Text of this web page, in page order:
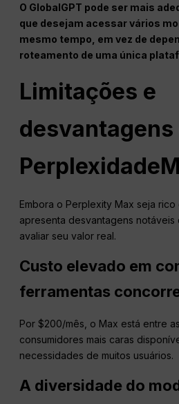
O GlobalGPT pode ser mais
que desejam acessar vários
mesmo tempo, em vez de
roteamento de uma única
Limitações e
desvantagens
Perplexidade
Embora o Perplexity Max seja
apresenta desvantagens notáveis
avaliar seu valor real.
Custo elevado em
ferramentas
Por $200/mês, o Max está entre
consumidores mais caras
necessidades de muitos usuários.
A diversidade do